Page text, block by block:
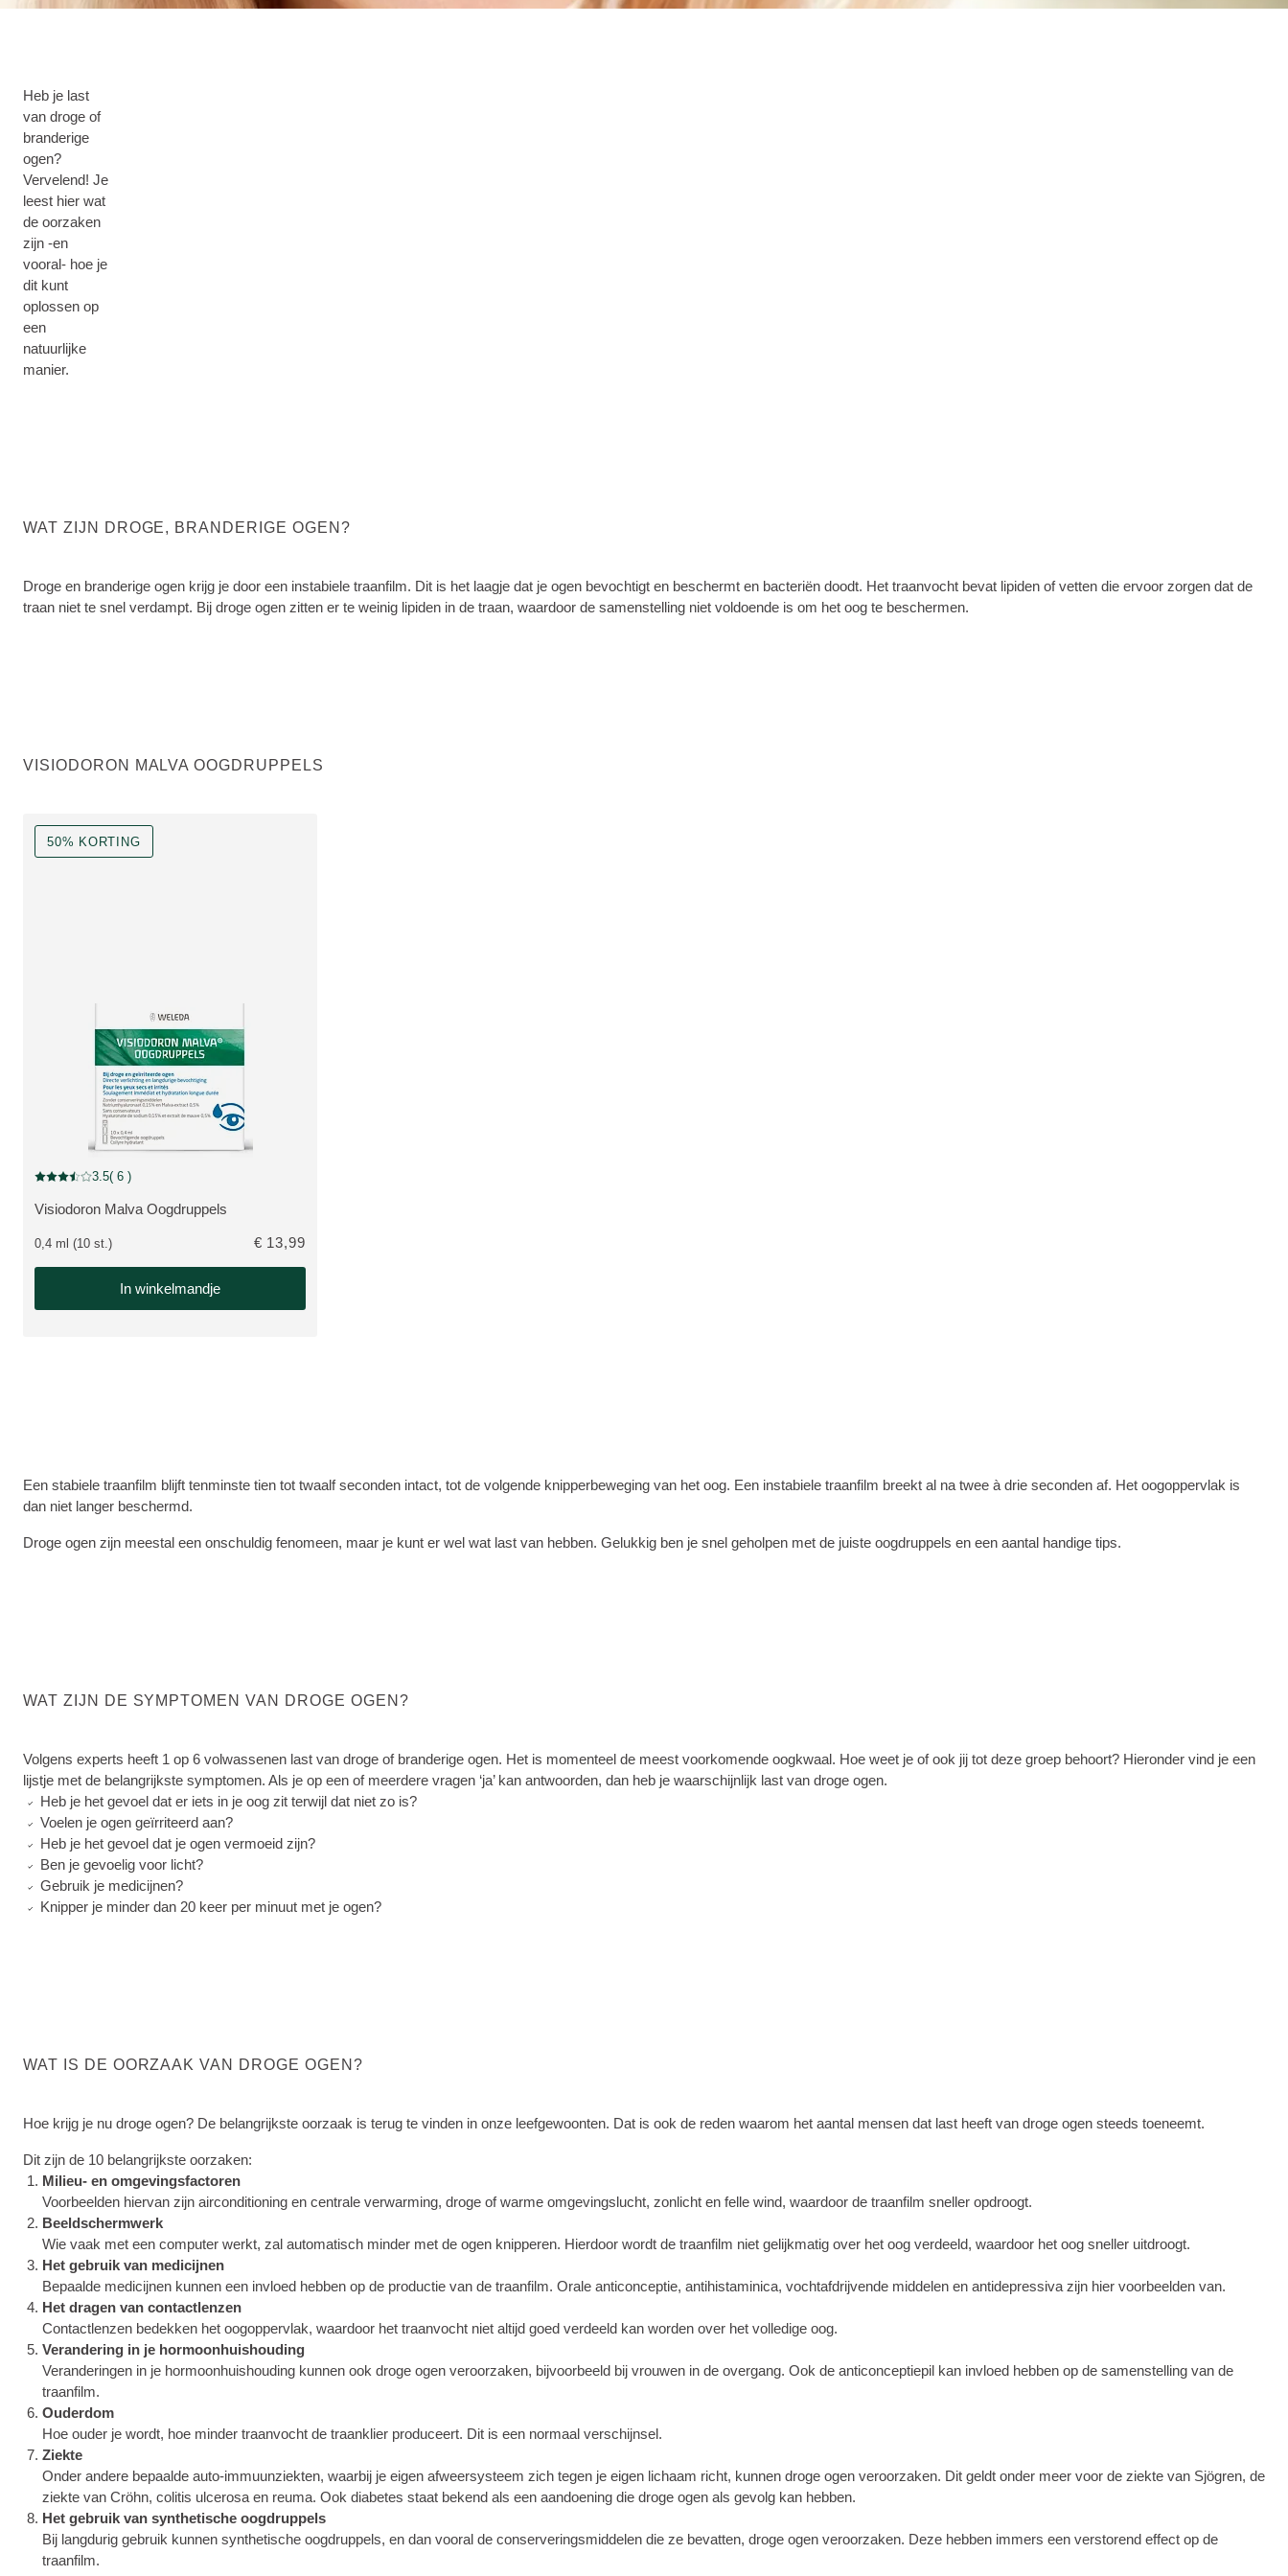
Heb je last
van droge of
branderige
ogen?
Vervelend! Je
leest hier wat
de oorzaken
zijn -en
vooral- hoe je
dit kunt
oplossen op
een
natuurlijke
manier.
WAT ZIJN DROGE, BRANDERIGE OGEN?
Droge en branderige ogen krijg je door een instabiele traanfilm. Dit is het laagje dat je ogen bevochtigt en beschermt en bacteriën doodt. Het traanvocht bevat lipiden of vetten die ervoor zorgen dat de
traan niet te snel verdampt. Bij droge ogen zitten er te weinig lipiden in de traan, waardoor de samenstelling niet voldoende is om het oog te beschermen.
VISIODORON MALVA OOGDRUPPELS
50% KORTING
50% Korting
BEKIJK PRODUCT:
Visiodoron Malva Oogdruppels
Beoordeling: 3.5 van 5 beoordeeld door 6 personen
3.5( 6 )
0,4 ml (10 st.) € 13,99
In winkelmandje
Een stabiele traanfilm blijft tenminste tien tot twaalf seconden intact, tot de volgende knipperbeweging van het oog. Een instabiele traanfilm breekt al na twee à drie seconden af. Het oogoppervlak is
dan niet langer beschermd.
Droge ogen zijn meestal een onschuldig fenomeen, maar je kunt er wel wat last van hebben. Gelukkig ben je snel geholpen met de juiste oogdruppels en een aantal handige tips.
WAT ZIJN DE SYMPTOMEN VAN DROGE OGEN?
Volgens experts heeft 1 op 6 volwassenen last van droge of branderige ogen. Het is momenteel de meest voorkomende oogkwaal. Hoe weet je of ook jij tot deze groep behoort? Hieronder vind je een
lijstje met de belangrijkste symptomen. Als je op een of meerdere vragen ‘ja’ kan antwoorden, dan heb je waarschijnlijk last van droge ogen.
Heb je het gevoel dat er iets in je oog zit terwijl dat niet zo is?
Voelen je ogen geïrriteerd aan?
Heb je het gevoel dat je ogen vermoeid zijn?
Ben je gevoelig voor licht?
Gebruik je medicijnen?
Knipper je minder dan 20 keer per minuut met je ogen?
WAT IS DE OORZAAK VAN DROGE OGEN?
Hoe krijg je nu droge ogen? De belangrijkste oorzaak is terug te vinden in onze leefgewoonten. Dat is ook de reden waarom het aantal mensen dat last heeft van droge ogen steeds toeneemt.
Dit zijn de 10 belangrijkste oorzaken:
Milieu- en omgevingsfactoren
Voorbeelden hiervan zijn airconditioning en centrale verwarming, droge of warme omgevingslucht, zonlicht en felle wind, waardoor de traanfilm sneller opdroogt.
Beeldschermwerk
Wie vaak met een computer werkt, zal automatisch minder met de ogen knipperen. Hierdoor wordt de traanfilm niet gelijkmatig over het oog verdeeld, waardoor het oog sneller uitdroogt.
Het gebruik van medicijnen
Bepaalde medicijnen kunnen een invloed hebben op de productie van de traanfilm. Orale anticonceptie, antihistaminica, vochtafdrijvende middelen en antidepressiva zijn hier voorbeelden van.
Het dragen van contactlenzen
Contactlenzen bedekken het oogoppervlak, waardoor het traanvocht niet altijd goed verdeeld kan worden over het volledige oog.
Verandering in je hormoonhuishouding
Veranderingen in je hormoonhuishouding kunnen ook droge ogen veroorzaken, bijvoorbeeld bij vrouwen in de overgang. Ook de anticonceptiepil kan invloed hebben op de samenstelling van de
traanfilm.
Ouderdom
Hoe ouder je wordt, hoe minder traanvocht de traanklier produceert. Dit is een normaal verschijnsel.
Ziekte
Onder andere bepaalde auto-immuunziekten, waarbij je eigen afweersysteem zich tegen je eigen lichaam richt, kunnen droge ogen veroorzaken. Dit geldt onder meer voor de ziekte van Sjögren, de
ziekte van Cröhn, colitis ulcerosa en reuma. Ook diabetes staat bekend als een aandoening die droge ogen als gevolg kan hebben.
Het gebruik van synthetische oogdruppels
Bij langdurig gebruik kunnen synthetische oogdruppels, en dan vooral de conserveringsmiddelen die ze bevatten, droge ogen veroorzaken. Deze hebben immers een verstorend effect op de
traanfilm.